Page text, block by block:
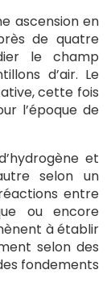
ascension en
de quatre
le champ
d’air. Le
cette fois
l’époque de
et
selon un
entre
ou encore
à établir
selon des
fondements